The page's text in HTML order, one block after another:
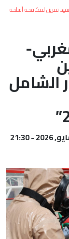
تمرين لمكافحة أسلحة
الشامل